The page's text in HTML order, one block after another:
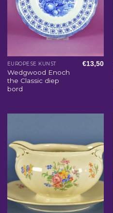
EUROPESE KUNST
Wedgwood Enoch
the Classic diep
bord
€13,50